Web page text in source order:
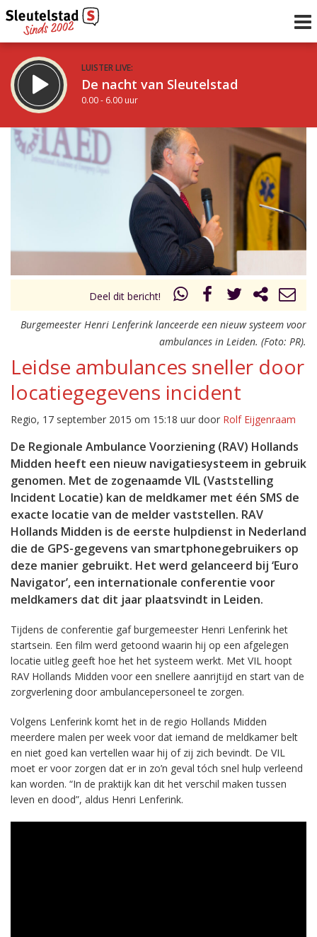
LUISTER LIVE:
De nacht van Sleutelstad
0.00 - 6.00 uur
STRAKS:
De ochtend van Sleutelstad
6.00 - 12.00 uur
uur 1 van 0 Volgend uur
Deel dit bericht!
Burgemeester Henri Lenferink lanceerde een nieuw systeem voor
ambulances in Leiden. (Foto: PR).
Leidse ambulances sneller door
locatiegegevens incident
Regio, 17 september 2015 om 15:18 uur door Rolf Eijgenraam
De Regionale Ambulance Voorziening (RAV) Hollands
Midden heeft een nieuw navigatiesysteem in gebruik
genomen. Met de zogenaamde VIL (Vaststelling
Incident Locatie) kan de meldkamer met één SMS de
exacte locatie van de melder vaststellen. RAV
Hollands Midden is de eerste hulpdienst in Nederland
die de GPS-gegevens van smartphonegebruikers op
deze manier gebruikt. Het werd gelanceerd bij ‘Euro
Navigator’, een internationale conferentie voor
meldkamers dat dit jaar plaatsvindt in Leiden.
Tijdens de conferentie gaf burgemeester Henri Lenferink het
startsein. Een film werd getoond waarin hij op een afgelegen
locatie uitleg geeft hoe het het systeem werkt. Met VIL hoopt
RAV Hollands Midden voor een snellere aanrijtijd en start van de
zorgverlening door ambulancepersoneel te zorgen.
Volgens Lenferink komt het in de regio Hollands Midden
meerdere malen per week voor dat iemand de meldkamer belt
en niet goed kan vertellen waar hij of zij zich bevindt. De VIL
moet er voor zorgen dat er in zo’n geval tóch snel hulp verleend
kan worden. “In de praktijk kan dit het verschil maken tussen
leven en dood”, aldus Henri Lenferink.